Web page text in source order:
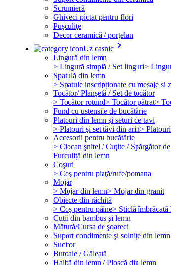
Scrumieră
Ghiveci pictat pentru flori
Puşculiţe
Decor ceramică / porţelan
Uz casnic keyboard_arrow_right
Lingură din lemn
> Lingură simplă / Set linguri>
Spatulă din lemn
> Spatule inscripționate cu mesaje si
Tocător/ Planşetă / Set de tocător
> Tocător rotund> Tocător pătrat>
Fund cu ustensile de bucătărie
Platouri din lemn și seturi de tavi
> Platouri şi set tăvi din arin>
Accesorii pentru bucătărie
> Ciocan şnitel / Cuţite / Spărgător
Furculiță din lemn
Coşuri
> Coş pentru piaţă/rufe/pomana
Mojar
> Mojar din lemn> Mojar din granit
Obiecte din răchită
> Coş pentru pâine> Sticlă îmbrăcată
Cutii din bambus şi lemn
Mătură/Cursa de şoareci
Suport condimente şi solniţe din lemn
Sucitor
Butoaie / Găleată
Halbă din lemn / Ploscă din lemn